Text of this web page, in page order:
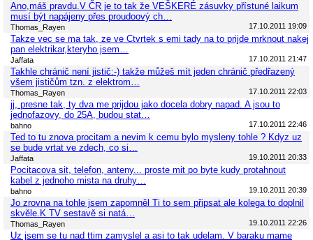
Ano,máš pravdu.V ČR je to tak že VEŠKERÉ zásuvky přístuné laikum
musí být napájeny přes proudoový ch…
Thomas_Rayen 17.10.2011 19:09
Takze vec se ma tak, ze ve Ctvrtek s emi tady na to prijde mrknout nakej
pan elektrikar,kteryho jsem…
Jaffata 17.10.2011 21:47
Takhle chránič není jistič:-) takže můžeš mít jeden chránič předřazený
všem jističům tzn. z elektrom…
Thomas_Rayen 17.10.2011 22:03
jj, presne tak, ty dva me prijdou jako docela dobry napad. A jsou to
jednofazovy, do 25A, budou stat…
bahno 17.10.2011 22:46
Ted to tu znova procitam a nevim k cemu bylo mysleny tohle ? Kdyz uz
se bude vrtat ve zdech, co si…
Jaffata 19.10.2011 20:33
Pocitacova sit, telefon, anteny... proste mit po byte kudy protahnout
kabel z jednoho mista na druhy…
bahno 19.10.2011 20:39
Jo zrovna na tohle jsem zapomněl Ti to sem připsat ale kolega to doplnil
skvěle.K TV sestavě si natá…
Thomas_Rayen 19.10.2011 22:26
Uz jsem se tu nad ttim zamyslel a asi to tak udelam. V baraku mame